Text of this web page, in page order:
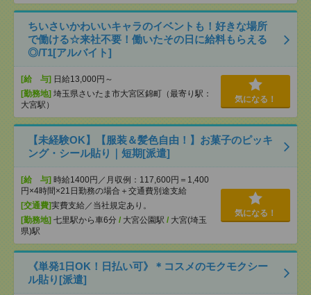
ちいさいかわいいキャラのイベントも！好きな場所
で働ける☆来社不要！働いたその日に給料もらえる
◎/T1[アルバイト]
[給 与] 日給13,000円～
[勤務地] 埼玉県さいたま市大宮区錦町（最寄り駅：
大宮駅）
気になる！
【未経験OK】【服装＆髪色自由！】お菓子のピッキ
ング・シール貼り｜短期[派遣]
[給 与] 時給1400円／月収例：117,600円＝1,400
円×4時間×21日勤務の場合＋交通費別途支給
[交通費]実費支給／当社規定あり。
[勤務地] 七里駅から車6分 / 大宮公園駅 / 大宮(埼玉
県)駅
気になる！
《単発1日OK！日払い可》＊コスメのモクモクシー
ル貼り[派遣]